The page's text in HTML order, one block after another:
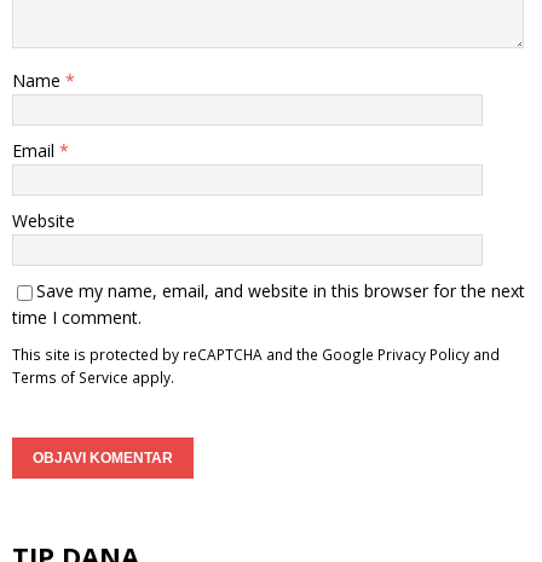
Name *
Email *
Website
Save my name, email, and website in this browser for the next
time I comment.
This site is protected by reCAPTCHA and the Google Privacy Policy and
Terms of Service apply.